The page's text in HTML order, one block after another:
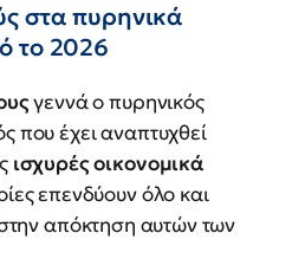
στα πυρηνικά
το 2026
γεννά ο πυρηνικός
που έχει αναπτυχθεί
ισχυρές οικονομικά
επενδύουν όλο και
απόκτηση αυτών των